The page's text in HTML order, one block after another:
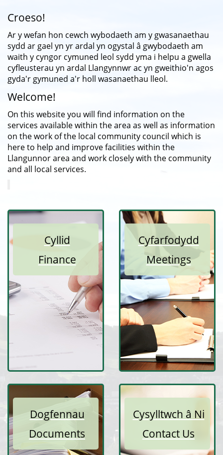
Croeso!
Ar y wefan hon cewch wybodaeth am y gwasanaethau
sydd ar gael yn yr ardal yn ogystal â gwybodaeth am
waith y cyngor cymuned leol sydd yma i helpu a gwella
cyfleusterau yn ardal Llangynnwr ac yn gweithio'n agos
gyda'r gymuned a'r holl wasanaethau lleol.
Welcome!
On this website you will find information on the
services available within the area as well as information
on the work of the local community council which is
here to help and improve facilities within the
Llangunnor area and work closely with the community
and all local services.
Cyllid
Finance
Cyfarfodydd
Meetings
Dogfennau
Documents
Cysylltwch â Ni
Contact Us